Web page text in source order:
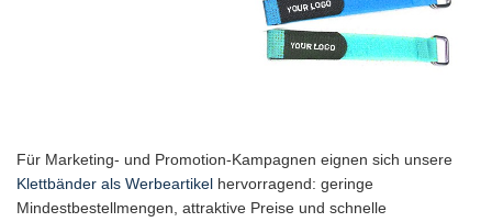
Für Marketing- und Promotion-Kampagnen eignen sich unsere
Klettbänder als Werbeartikel hervorragend: geringe
Mindestbestellmengen, attraktive Preise und schnelle